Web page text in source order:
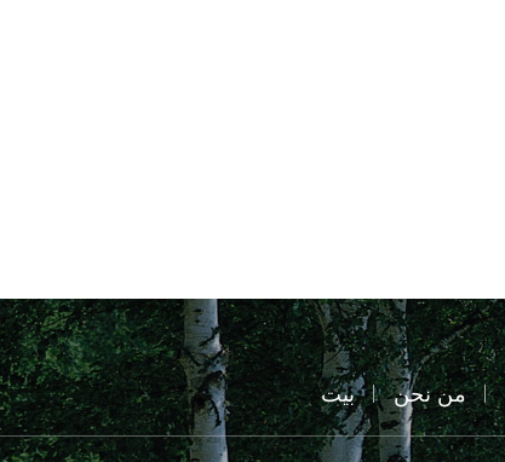
بيت من نحن